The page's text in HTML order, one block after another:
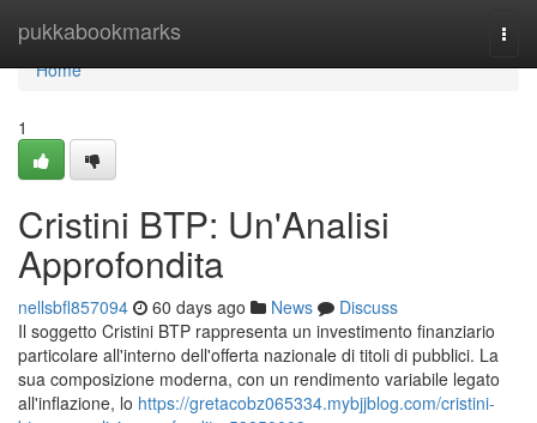
pukkabookmarks
Home
Home
1
Cristini BTP: Un'Analisi
Approfondita
nellsbfl857094 60 days ago News
Discuss
Il soggetto Cristini BTP rappresenta un investimento finanziario
particolare all'interno dell'offerta nazionale di titoli di pubblici. La
sua composizione moderna, con un rendimento variabile legato
all'inflazione, lo https://gretacobz065334.mybjjblog.com/cristini-